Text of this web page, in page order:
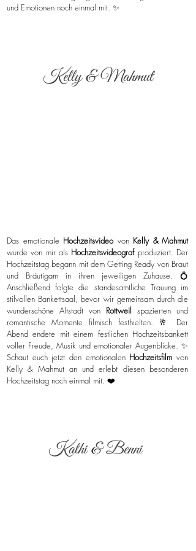
und Emotionen noch einmal mit. ✨
Kelly & Mahmut
Das emotionale Hochzeitsvideovon Kelly & Mahmut
wurde von mir als Hochzeitsvideograf produziert. Der
Hochzeitstag begann mit dem Getting Ready von Braut
und Bräutigam in ihren jeweiligen Zuhause. 💍
Anschließend folgte die standesamtliche Trauung im
stilvollen Bankettsaal, bevor wir gemeinsam durch die
wunderschöne Altstadt von Rottweil spazierten und
romantische Momente filmisch festhielten. 🥂 Der
Abend endete mit einem festlichen Hochzeitsbankett
voller Freude, Musik und emotionaler Augenblicke. ✨
Schaut euch jetzt den emotionalen Hochzeitsfilmvon
Kelly & Mahmut an und erlebt diesen besonderen
Hochzeitstag noch einmal mit. ❤️
Kathi & Benni